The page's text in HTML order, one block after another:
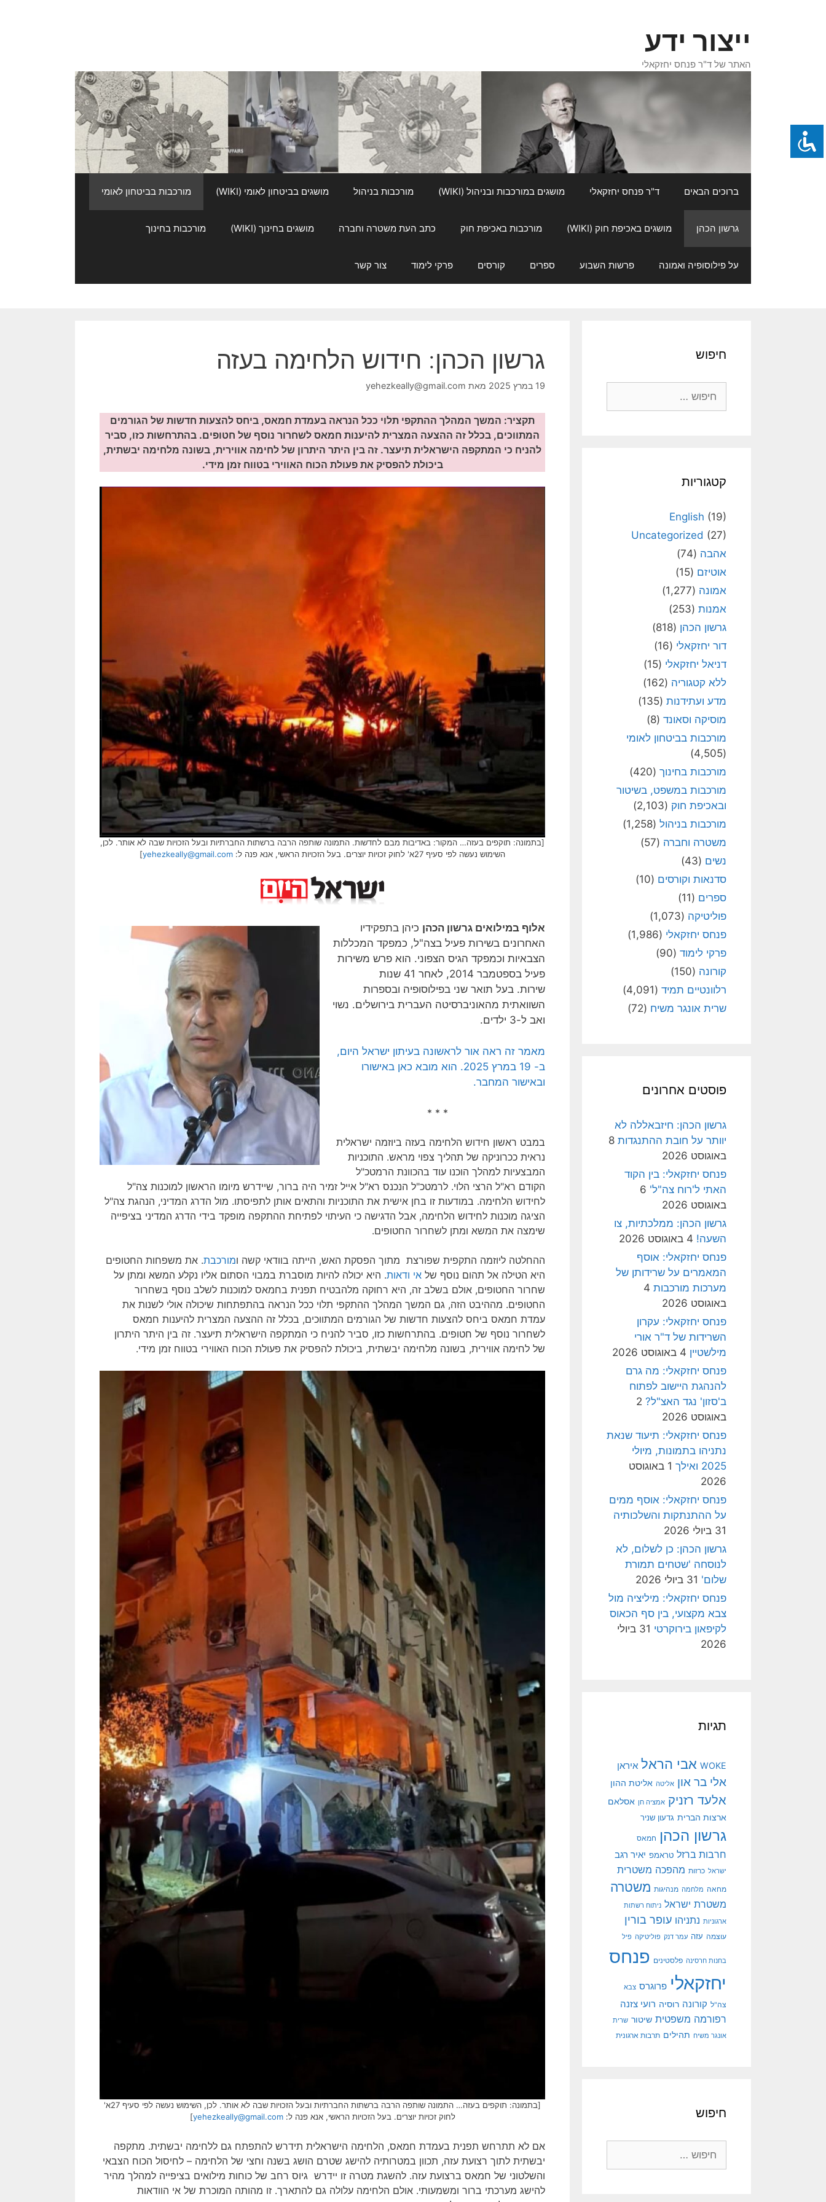
ייצור ידע
האתר של ד"ר פנחס יחזקאלי
ברוכים הבאים ד"ר פנחס יחזקאלי מושגים במורכבות ובניהול (WIKI) מורכבות בניהול מושגים בביטחון לאומי (WIKI) מורכבות בביטחון לאומי
גרשון הכהן מושגים באכיפת חוק (WIKI) מורכבות באכיפת חוק כתב העת משטרה וחברה מושגים בחינוך (WIKI) מורכבות בחינוך
על פילוסופיה ואמונה פרשות השבוע ספרים קורסים פרקי לימוד צור קשר
גרשון הכהן: חידוש הלחימה בעזה
19 במרץ 2025 מאת yehezkeally@gmail.com
תקציר: המשך המהלך ההתקפי תלוי ככל הנראה בעמדת חמאס, ביחס להצעות חדשות של הגורמים
המתווכים, בכלל זה ההצעה המצרית להיענות חמאס לשחרור נוסף של חטופים. בהתרחשות כזו, סביר
להניח כי המתקפה הישראלית תיעצר. זה בין היתר היתרון של לחימה אווירית, בשונה מלחימה יבשתית,
ביכולת להפסיק את פעולת הכוח האווירי בטווח זמן מידי.
[בתמונה: תוקפים בעזה… המקור: באדיבות מבם לחדשות. התמונה שותפה הרבה ברשתות החברתיות ובעל הזכויות שבה לא אותר. לכן,
השימוש נעשה לפי סעיף 27א' לחוק זכויות יוצרים. בעל הזכויות הראשי, אנא פנה ל:
yehezkeally@gmail.com
]
אלוף במילואים גרשון הכהן כיהן בתפקידיו
האחרונים בשירות פעיל בצה"ל, כמפקד המכללות
הצבאיות וכמפקד הגיס הצפוני. הוא פרש משירות
פעיל בספטמבר 2014, לאחר 41 שנות
שירות‏. בעל תואר שני בפילוסופיה ובספרות
השוואתית מהאוניברסיטה העברית בירושלים. נשוי
ואב ל-3 ילדים.
מאמר זה ראה אור לראשונה בעיתון ישראל היום,
ב- 19 במרץ 2025. הוא מובא כאן באישורו
ובאישור המחבר.
* * *
במבט ראשון חידוש הלחימה בעזה ביוזמה ישראלית
נראית ככרוניקה של תהליך צפוי מראש. התוכניות
המבצעיות למהלך הוכנו עוד בהכוונת הרמטכ"ל
הקודם רא"ל הרצי הלוי. לרמטכ"ל הנכנס רא"ל אייל זמיר היה ברור, שיידרש מיומו הראשון למוכנות צה"ל
לחידוש הלחימה. במודעות זו בחן אישית את התוכניות והתאים אותן לתפיסתו. מול הדרג המדיני, הנהגת צה"ל
הציגה מוכנות לחידוש הלחימה, אבל הדגישה כי העיתוי לפתיחת ההתקפה מופקד בידי הדרג המדיני בציפייה
שימצה את המשא ומתן לשחרור החטופים.
ההחלטה ליוזמה התקפית שפורצת מתוך הפסקת האש, הייתה בוודאי קשה ומורכבת. את משפחות החטופים
היא הטילה אל תהום נוסף של אי ודאות. היא יכולה להיות מוסברת במבוי הסתום אליו נקלע המשא ומתן על
שחרור החטופים, אולם בשלב זה, היא רחוקה מלהבטיח תפנית בחמאס למוכנות לשלב נוסף בשחרור
החטופים. מההיבט הזה, גם המשך המהלך ההתקפי תלוי ככל הנראה בהתפתחות שיכולה אולי לשנות את
עמדת חמאס ביחס להצעות חדשות של הגורמים המתווכים, בכלל זה ההצעה המצרית להיענות חמאס
לשחרור נוסף של חטופים. בהתרחשות כזו, סביר להניח כי המתקפה הישראלית תיעצר. זה בין היתר היתרון
של לחימה אווירית, בשונה מלחימה יבשתית, ביכולת להפסיק את פעולת הכוח האווירי בטווח זמן מידי.
[בתמונה: תוקפים בעזה… התמונה שותפה הרבה ברשתות החברתיות ובעל הזכויות שבה לא אותר. לכן, השימוש נעשה לפי סעיף 27א'
לחוק זכויות יוצרים. בעל הזכויות הראשי, אנא פנה ל:yehezkeally@gmail.com
]
אם לא תתרחש תפנית בעמדת חמאס, הלחימה הישראלית תידרש להתפתח גם ללחימה יבשתית. מתקפה
יבשתית לתוך רצועת עזה, תכוון במטרותיה להישג שטרם הושג בשנה וחצי של הלחימה – לחיסול הכוח הצבאי
והשלטוני של חמאס ברצועת עזה. להשגת מטרה זו יידרש גיוס רחב של כוחות מילואים בציפייה למהלך מהיר
להישג מערכתי ברור ומשמעותי. אולם הלחימה עלולה גם להתארך. זו מהותה המוכרת של אי הוודאות
חיפוש
קטגוריות
English (19)
Uncategorized (27)
אהבה (74)
אוטיזם (15)
אמונה (1,277)
אמנות (253)
גרשון הכהן (818)
דור יחזקאלי (16)
דניאל יחזקאלי (15)
ללא קטגוריה (162)
מדע ועתידנות (135)
מוסיקה וסאונד (8)
מורכבות בביטחון לאומי
(4,505)
מורכבות בחינוך (420)
מורכבות במשפט, בשיטור
ובאכיפת חוק (2,103)
מורכבות בניהול (1,258)
משטרה וחברה (57)
נשים (43)
סדנאות וקורסים (10)
ספרים (11)
פוליטיקה (1,073)
פנחס יחזקאלי (1,986)
פרקי לימוד (90)
קורונה (150)
רלוונטיים תמיד (4,091)
שרית אונגר משיח (72)
פוסטים אחרונים
גרשון הכהן: חיזבאללה לא
יוותר על חובת ההתנגדות 8
באוגוסט 2026
פנחס יחזקאלי: בין הקוד
האתי ל'רוח צה"ל' 6
באוגוסט 2026
גרשון הכהן: ממלכתיות, צו
השעה! 4 באוגוסט 2026
פנחס יחזקאלי: אוסף
המאמרים על שרידותן של
מערכות מורכבות 4
באוגוסט 2026
פנחס יחזקאלי: עקרון
השרידות של ד"ר אורי
מילשטיין 4 באוגוסט 2026
פנחס יחזקאלי: מה גרם
להנהגת היישוב לפתוח
ב'סזון' נגד האצ"ל? 2
באוגוסט 2026
פנחס יחזקאלי: תיעוד שנאת
נתניהו בתמונות, מיולי
2025 ואילך
1 באוגוסט
2026
פנחס יחזקאלי: אוסף ממים
על ההתנתקות והשלכותיה
31 ביולי 2026
גרשון הכהן: כן לשלום, לא
לנוסחה 'שטחים תמורת
שלום' 31 ביולי 2026
פנחס יחזקאלי: מיליציה מול
צבא מקצועי, בין סף הכאוס
לקיפאון בירוקרטי
31 ביולי
2026
תגיות
WOKE אבי הראל איראן
אלי בר און אליטה אליטת ההון
אלעד רזניק אמציה חן אסלאם
ארצות הברית גדעון שניר
גרשון הכהן חמאס
חרבות ברזל טראמפ יאיר רגב
ישראל כרזות מהפכה משטרית
מחאה מלחמה מנהיגות משטרה
משטרת ישראל ניתוח רשתות
ארגוניות נתניהו עופר בורין
עוצמה עזה עמר דנק פוליטיקה פיל
בחנות חרסינה פלסטינים פנחס
יחזקאלי פרוגרס צבא
צה"ל קורונה רוסיה רועי צזנה
רפורמה משפטית שיטור שרית
אונגר משיח תהילים תרבות ארגונית
חיפוש